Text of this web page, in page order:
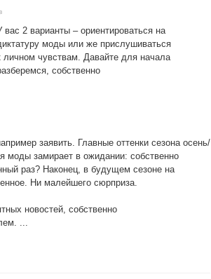
вас 2 варианты – ориентироваться на
моды или же прислушиваться
личном чувствам. Давайте для начала
собственно
заявить. Главные оттенки сезона осень/
моды замирает в ожидании: собственно
раз? Наконец, в будущем сезоне на
Ни малейшего сюрприза.
новостей, собственно
...